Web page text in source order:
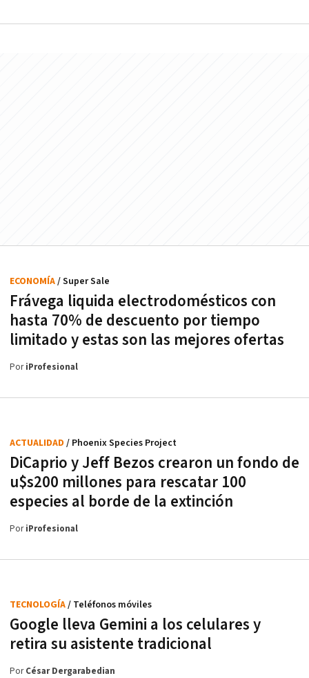
Frávega liquida electrodomésticos con
hasta 70% de descuento por tiempo
limitado y estas son las mejores ofertas
ECONOMÍA/ Super Sale
PoriProfesional
DiCaprio y Jeff Bezos crearon un fondo de
u$s200 millones para rescatar 100
especies al borde de la extinción
ACTUALIDAD / Phoenix Species Project
PoriProfesional
Google lleva Gemini a los celulares y
retira su asistente tradicional
TECNOLOGÍA/ Teléfonos móviles
PorCésar Dergarabedian